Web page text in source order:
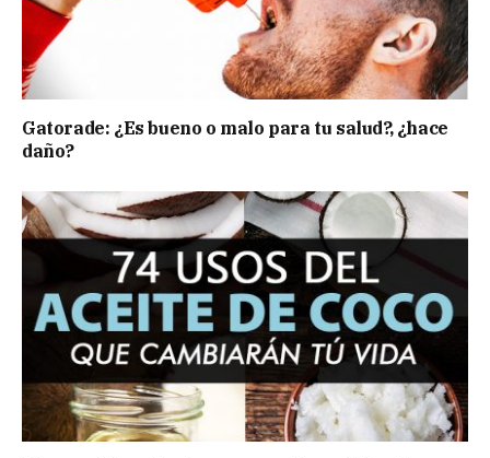
Gatorade: ¿Es bueno o malo para tu salud?, ¿hace
daño?